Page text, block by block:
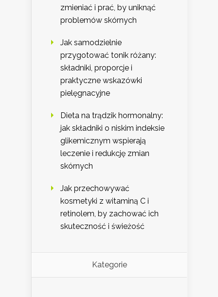
zmieniać i prać, by uniknąć
problemów skórnych
Jak samodzielnie
przygotować tonik różany:
składniki, proporcje i
praktyczne wskazówki
pielęgnacyjne
Dieta na trądzik hormonalny:
jak składniki o niskim indeksie
glikemicznym wspierają
leczenie i redukcję zmian
skórnych
Jak przechowywać
kosmetyki z witaminą C i
retinolem, by zachować ich
skuteczność i świeżość
Kategorie